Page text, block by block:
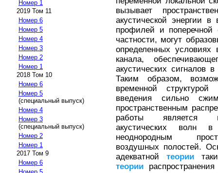
Номер 1
2019 Том 11
Номер 6
Номер 5
Номер 4
Номер 3
Номер 2
Номер 1
2018 Том 10
Номер 6
Номер 5
(специальный выпуск)
Номер 4
Номер 3
(специальный выпуск)
Номер 2
Номер 1
2017 Том 9
Номер 6
вызывает
акустической энергии
профилей и поперечной
частности, могут
определенных условиях
канала,
акустических сигналов
Таким образом,
временной
введения сильно
пространственным
работы является
акустических волн
неоднородным
воздушных полостей.
адекватной теории
теории